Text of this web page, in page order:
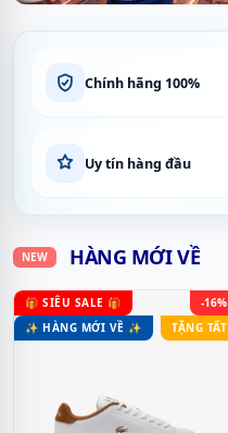
Chính hãng 100%
Uy tín hàng đầu
NEW HÀNG MỚI VỀ
🎁 SIÊU SALE 🎁
✨ HÀNG MỚI VỀ ✨
-16%
TẶNG TẤT